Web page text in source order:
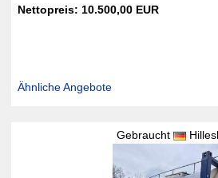
Nettopreis: 10.500,00 EUR
Ähnliche Angebote
Gebraucht